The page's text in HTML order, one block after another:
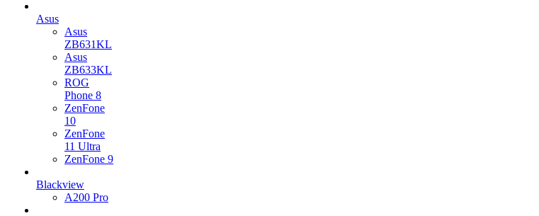
Asus
Asus
ZB631KL
Asus
ZB633KL
ROG
Phone 8
ZenFone
10
ZenFone
11 Ultra
ZenFone 9
Blackview
A200 Pro